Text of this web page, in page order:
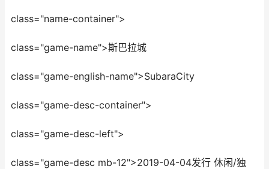
class="name-container">
class="game-name">斯巴拉城
class="game-english-name">SubaraCity
class="game-desc-container">
class="game-desc-left">
class="game-desc mb-12">2019-04-04发行 休闲/独